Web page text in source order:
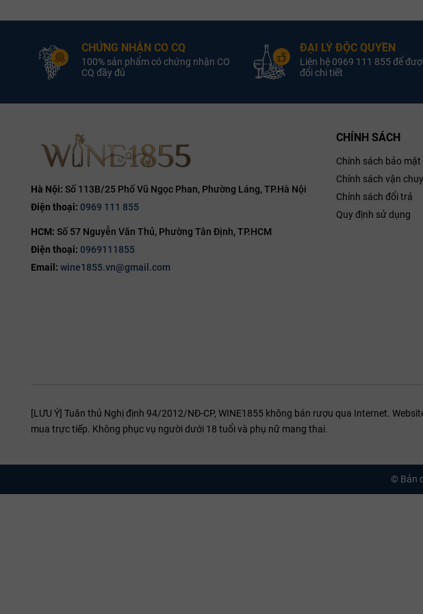
Giống nho:
Riesling
Dung tích :
750ml
Giống nho:
Blend
Dung tích :
750ml
CHỨNG NHẬN CO CQ
100% sản phẩm có chứng nhận CO
CQ đầy đủ
ĐẠI LÝ ĐỘC QUYỀN
Liên hệ 0969 111 855 để
đổi chi tiết
Hà Nội: Số 113B/25 Phố Vũ Ngọc Phan, Phường Láng, TP.Hà Nội
Điện thoại: 0969 111 855
HCM: Số 57 Nguyễn Văn Thủ, Phường Tân Định, TP.HCM
Điện thoại: 0969111855
Email: wine1855.vn@gmail.com
CHÍNH SÁCH
Chính sách bảo mật
Chính sách vận
Chính sách đổi trả
Quy định sử dụng
[LƯU Ý] Tuân thủ Nghị định 94/2012/NĐ-CP, WINE1855 không bán rượu qua Internet.
mua trực tiếp. Không phục vụ người dưới 18 tuổi và phụ nữ mang thai.
© Bản